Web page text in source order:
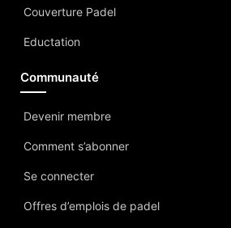
Couverture Padel
Eductation
Communauté
Devenir membre
Comment s’abonner
Se connecter
Offres d’emplois de padel